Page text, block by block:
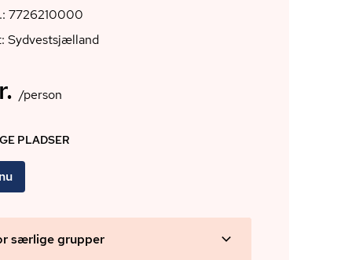
7726210000
Sydvestsjælland
/person
PLADSER
særlige grupper